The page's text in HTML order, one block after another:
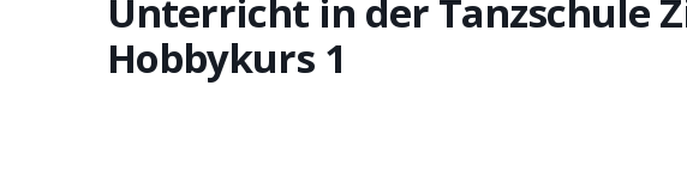
Unterricht in der Tanzschule
Hobbykurs 1